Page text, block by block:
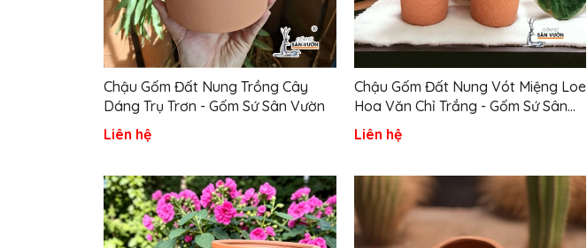
Chậu Gốm Đất Nung Trồng Cây
Dáng Trụ Trơn - Gốm Sứ Sân Vườn
Liên hệ
Chậu Gốm Đất Nung Vót Miệng Loe
Hoa Văn Chỉ Trắng - Gốm Sứ Sân
Vườn
Liên hệ